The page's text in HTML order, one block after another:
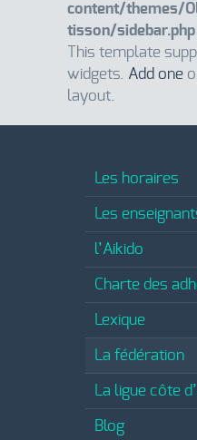
content/themes/
tisson/sidebar.php
This template
widgets. Add one
layout.
Les horaires
Les
l’Aikido
Charte des
Lexique
La fédération
La ligue côte
Blog